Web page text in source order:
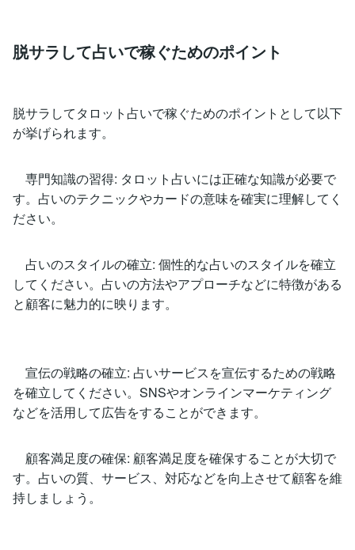
脱サラして占いで稼ぐためのポイント
脱サラしてタロット占いで稼ぐためのポイントとして以下
が挙げられます。
専門知識の習得: タロット占いには正確な知識が必要で
す。占いのテクニックやカードの意味を確実に理解してく
ださい。
占いのスタイルの確立: 個性的な占いのスタイルを確立
してください。占いの方法やアプローチなどに特徴がある
と顧客に魅力的に映ります。
宣伝の戦略の確立: 占いサービスを宣伝するための戦略
を確立してください。SNSやオンラインマーケティング
などを活用して広告をすることができます。
顧客満足度の確保: 顧客満足度を確保することが大切で
す。占いの質、サービス、対応などを向上させて顧客を維
持しましょう。